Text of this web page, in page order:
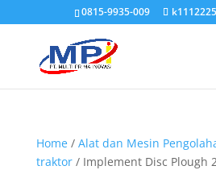
0815-9935-009
Home/ Alat dan Mesin
traktor/ Implement Disc Plough